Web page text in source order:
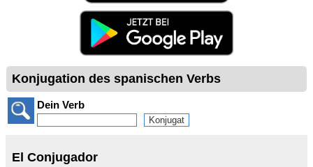
Konjugation des spanischen Verbs
Dein Verb
El Conjugador